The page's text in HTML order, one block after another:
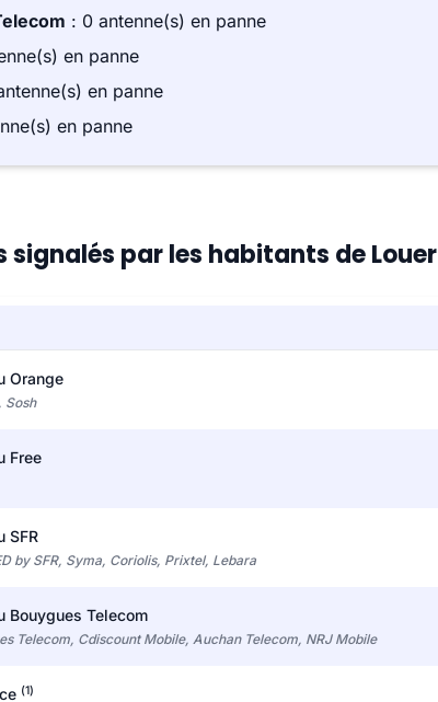
: 0 antenne(s) en panne
en panne
en panne
en panne
signalés par les habitants de Louer
Orange
Sosh
Free
SFR
by SFR, Syma, Coriolis, Prixtel, Lebara
Bouygues Telecom
Telecom, Cdiscount Mobile, Auchan Telecom, NRJ Mobile
(1)